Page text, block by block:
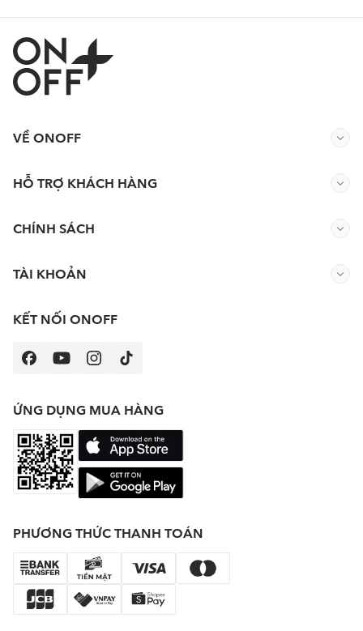
HỖ TRỢ KHÁCH HÀNG
TÀI KHOẢN
CHÍNH SÁCH
VỀ ONOFF
KẾT NỐI ONOFF
ỨNG DỤNG MUA HÀNG
PHƯƠNG THỨC THANH TOÁN